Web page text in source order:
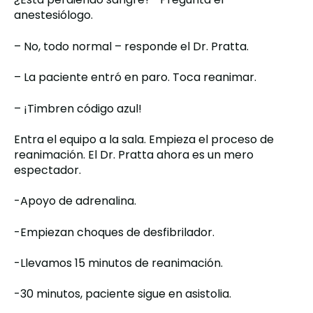
anestesiólogo.
– No, todo normal – responde el Dr. Pratta.
– La paciente entró en paro. Toca reanimar.
– ¡Timbren código azul!
Entra el equipo a la sala. Empieza el proceso de
reanimación. El Dr. Pratta ahora es un mero
espectador.
-Apoyo de adrenalina.
-Empiezan choques de desfibrilador.
-Llevamos 15 minutos de reanimación.
-30 minutos, paciente sigue en asistolia.